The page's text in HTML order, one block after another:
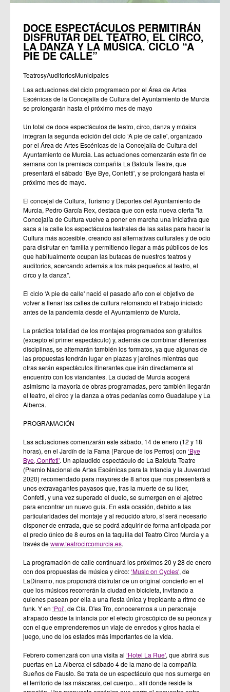
DOCE ESPECTÁCULOS PERMITIRÁN
DISFRUTAR DEL TEATRO, EL CIRCO,
LA DANZA Y LA MÚSICA. CICLO “A
PIE DE CALLE”
TeatrosyAuditoriosMunicipales
Las actuaciones del ciclo programado por el Área de Artes
Escénicas de la Concejalía de Cultura del Ayuntamiento de Murcia
se prolongarán hasta el próximo mes de mayo
Un total de doce espectáculos de teatro, circo, danza y música
integran la segunda edición del ciclo ‘A pie de calle', organizado
por el Área de Artes Escénicas de la Concejalía de Cultura del
Ayuntamiento de Murcia. Las actuaciones comenzarán este fin de
semana con la premiada compañía La Baldufa Teatre, que
presentará el sábado ‘Bye Bye, Confetti', y se prolongará hasta el
próximo mes de mayo.
El concejal de Cultura, Turismo y Deportes del Ayuntamiento de
Murcia, Pedro García Rex, destaca que con esta nueva oferta "la
Concejalía de Cultura vuelve a poner en marcha una iniciativa que
saca a la calle los espectáculos teatrales de las salas para hacer la
Cultura más accesible, creando así alternativas culturales y de ocio
para disfrutar en familia y permitiendo llegar a más públicos de los
que habitualmente ocupan las butacas de nuestros teatros y
auditorios, acercando además a los más pequeños al teatro, el
circo y la danza".
El ciclo ‘A pie de calle' nació el pasado año con el objetivo de
volver a llenar las calles de cultura retomando el trabajo iniciado
antes de la pandemia desde el Ayuntamiento de Murcia.
La práctica totalidad de los montajes programados son gratuitos
(excepto el primer espectáculo) y, además de combinar diferentes
disciplinas, se alternarán también los formatos, ya que algunas de
las propuestas tendrán lugar en plazas y jardines mientras que
otras serán espectáculos itinerantes que irán directamente al
encuentro con los viandantes. La ciudad de Murcia acogerá
asimismo la mayoría de obras programadas, pero también llegarán
el teatro, el circo y la danza a otras pedanías como Guadalupe y La
Alberca.
PROGRAMACIÓN
Las actuaciones comenzarán este sábado, 14 de enero (12 y 18
horas), en el Jardín de la Fama (Parque de los Perros) con ‘Bye
Bye, Conffeti'. Un aplaudido espectáculo de La Baldufa Teatre
(Premio Nacional de Artes Escénicas para la Infancia y la Juventud
2020) recomendado para mayores de 8 años que nos presentará a
unos extravagantes payasos que, tras la muerte de su líder,
Confetti, y una vez superado el duelo, se sumergen en el ajetreo
para encontrar un nuevo guía. En esta ocasión, debido a las
particularidades del montaje y al reducido aforo, sí será necesario
disponer de entrada, que se podrá adquirir de forma anticipada por
el precio único de 8 euros en la taquilla del Teatro Circo Murcia y a
través dewww.teatrocircomurcia.es.
La programación de calle continuará los próximos 20 y 28 de enero
con dos propuestas de música y circo:‘Music on Cycles', de
LaDinamo, nos propondrá disfrutar de un original concierto en el
que los músicos recorrerán la ciudad en bicicleta, invitando a
quienes pasean por ella a una fiesta única y trepidante a ritmo de
funk. Y en ‘Poi', de Cía. D'es Tro, conoceremos a un personaje
atrapado desde la infancia por el efecto giroscópico de su peonza y
con el que emprenderemos un viaje de enredos y giros hacia el
juego, uno de los estados más importantes de la vida.
Febrero comenzará con una visita al ‘Hotel La Rue', que abrirá sus
puertas en La Alberca el sábado 4 de la mano de la compañía
Sueños de Fausto. Se trata de un espectáculo que nos sumerge en
el territorio de las máscaras, del cuerpo... allí donde reside la